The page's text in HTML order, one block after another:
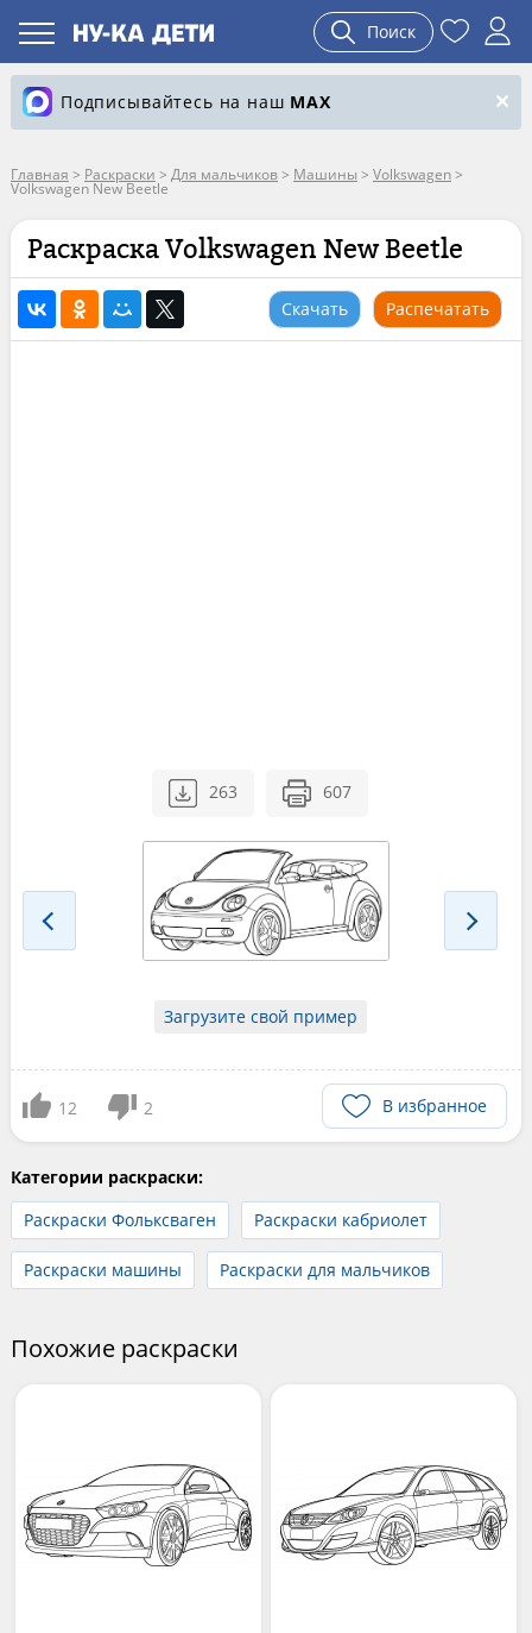
Поиск
Подписывайтесь на наш MAX
Главная > Раскраски > Для мальчиков> Машины > Volkswagen>
Volkswagen New Beetle
Раскраска Volkswagen New Beetle
Скачать Распечатать
263 607
Загрузите свой пример
12 2 В избранное
Категории раскраски:
Раскраски Фольксваген
Раскраски кабриолет
Раскраски машины Раскраски для мальчиков
Похожие раскраски